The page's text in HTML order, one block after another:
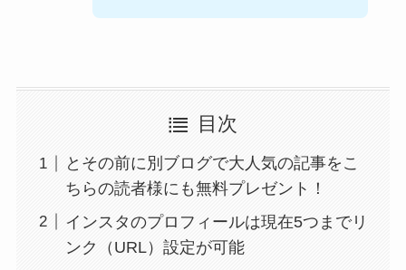
目次
とその前に別ブログで大人気の記事をこ
ちらの読者様にも無料プレゼント！
インスタのプロフィールは現在5つまでリ
ンク（URL）設定が可能